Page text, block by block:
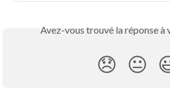
Avez-vous trouvé la réponse à
😞 😐